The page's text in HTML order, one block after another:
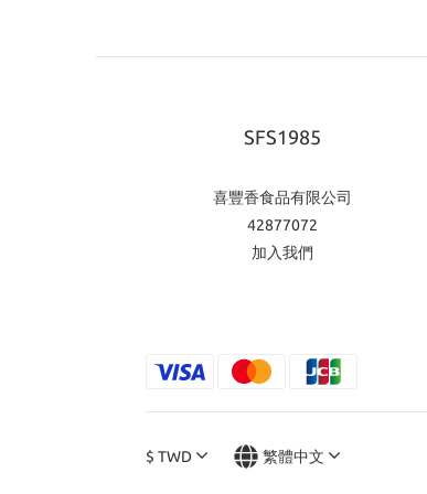
SFS1985
喜豐香食品有限公司
42877072
加入我們
$ TWD 繁體中文